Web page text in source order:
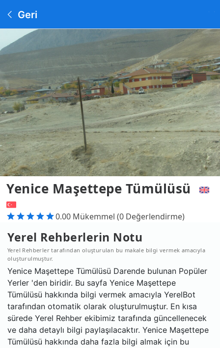
Geri
Yenice Maşettepe Tümülüsü
0.00 Mükemmel (0 Değerlendirme)
Yerel Rehberlerin Notu
Yerel Rehberler tarafından oluşturulan bu makale bilgi vermek amacıyla
oluşturulmuştur.
Yenice Maşettepe Tümülüsü Darende bulunan Popüler
Yerler 'den biridir. Bu sayfa Yenice Maşettepe
Tümülüsü hakkında bilgi vermek amacıyla YerelBot
tarafından otomatik olarak oluşturulmuştur. En kısa
sürede Yerel Rehber ekibimiz tarafında güncellenecek
ve daha detaylı bilgi paylaşılacaktır. Yenice Maşettepe
Tümülüsü hakkında daha fazla bilgi almak için bu